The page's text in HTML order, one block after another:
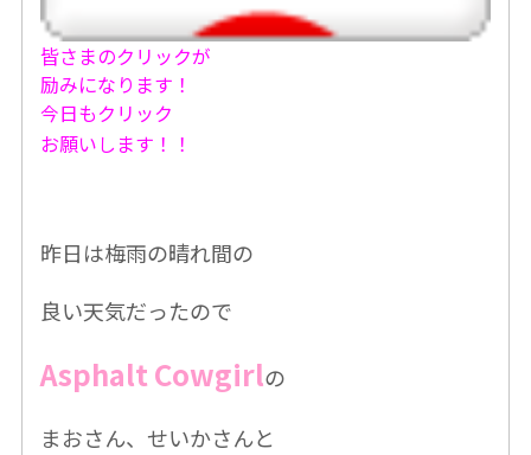
皆さまのクリックが
励みになります！
今日もクリック
お願いします！！
昨日は梅雨の晴れ間の
良い天気だったので
Asphalt Cowgirlの
まおさん、せいかさんと